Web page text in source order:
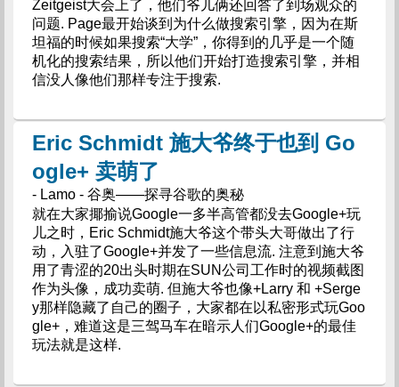
Zeitgeist大会上了，他们爷儿俩还回答了到场观众的
问题. Page最开始谈到为什么做搜索引擎，因为在斯
坦福的时候如果搜索“大学”，你得到的几乎是一个随
机化的搜索结果，所以他们开始打造搜索引擎，并相
信没人像他们那样专注于搜索.
Eric Schmidt 施大爷终于也到 Go
ogle+ 卖萌了
- Lamo - 谷奥——探寻谷歌的奥秘
就在大家揶揄说Google一多半高管都没去Google+玩
儿之时，Eric Schmidt施大爷这个带头大哥做出了行
动，入驻了Google+并发了一些信息流. 注意到施大爷
用了青涩的20出头时期在SUN公司工作时的视频截图
作为头像，成功卖萌. 但施大爷也像+Larry 和 +Serge
y那样隐藏了自己的圈子，大家都在以私密形式玩Goo
gle+，难道这是三驾马车在暗示人们Google+的最佳
玩法就是这样.